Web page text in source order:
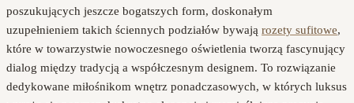
poszukujących jeszcze bogatszych form, doskonałym
uzupełnieniem takich ściennych podziałów bywają rozety sufitowe,
które w towarzystwie nowoczesnego oświetlenia tworzą fascynujący
dialog między tradycją a współczesnym designem. To rozwiązanie
dedykowane miłośnikom wnętrz ponadczasowych, w których luksus